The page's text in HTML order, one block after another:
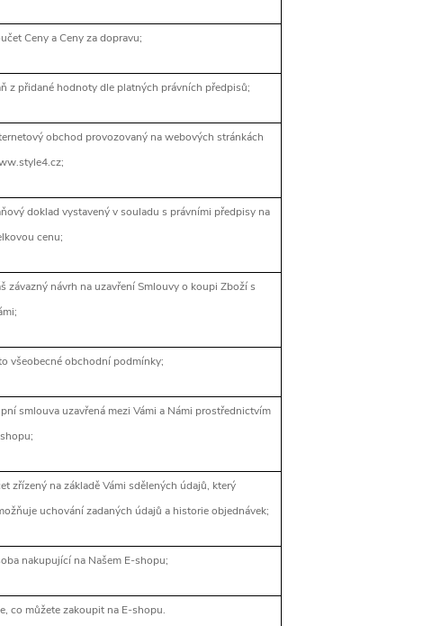
Ceny a Ceny za dopravu;
z přidané hodnoty dle platných právních předpisů;
obchod provozovaný na webových stránkách
doklad vystavený v souladu s právními předpisy na
cenu;
závazný návrh na uzavření Smlouvy o koupi Zboží s
všeobecné obchodní podmínky;
smlouva uzavřená mezi Vámi a Námi prostřednictvím
zřízený na základě Vámi sdělených údajů, který
uchování zadaných údajů a historie objednávek;
nakupující na Našem E-shopu;
co můžete zakoupit na E-shopu.